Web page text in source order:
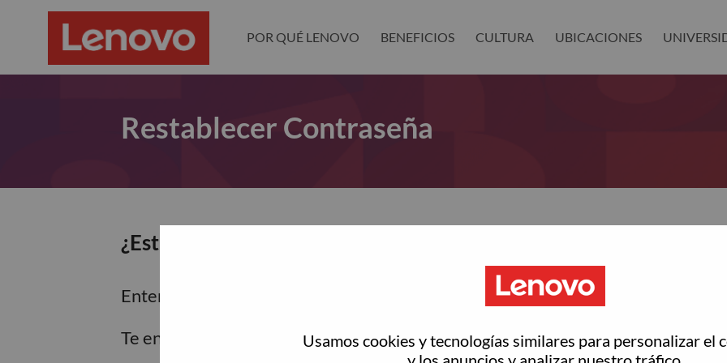
Usamos cookies y tecnologías similares para personalizar el
POR QUÉ LENOVO BENEFICIOS CULTURA UBICACIONES
Restablecer Contraseña
¿Estás seguro de que deseas restablecer tu contraseña?
Enter the email address associated with your account, then click "Continue".
Te enviaremos un enlace por correo electrónico para restablecer tu